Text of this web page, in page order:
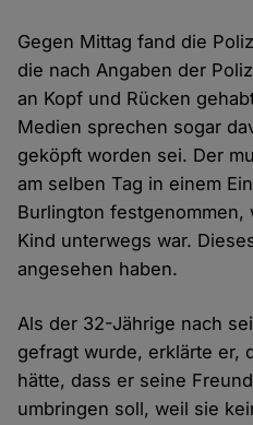
Gegen Mittag fand die
die nach Angaben der
an Kopf und Rücken
Medien sprechen sogar
geköpft worden sei. Der
am selben Tag in einem
Burlington festgenommen,
Kind unterwegs war.
angesehen haben.
Als der 32-Jährige nach
gefragt wurde, erklärte er,
hätte, dass er seine
umbringen soll, weil sie